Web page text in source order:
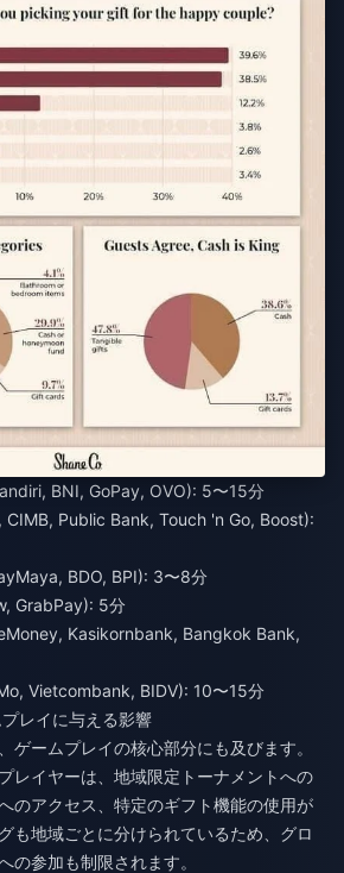
BNI, GoPay, OVO): 5〜15分
Public Bank, Touch 'n Go, Boost):
BDO, BPI): 3〜8分
GrabPay): 5分
Kasikornbank, Bangkok Bank,
Vietcombank, BIDV): 10〜15分
レイに与える影響
ゲームプレイの核心部分にも及びます。
レイヤーは、地域限定トーナメントへの
のアクセス、特定のギフト機能の使用が
も地域ごとに分けられているため、グロ
の参加も制限されます。